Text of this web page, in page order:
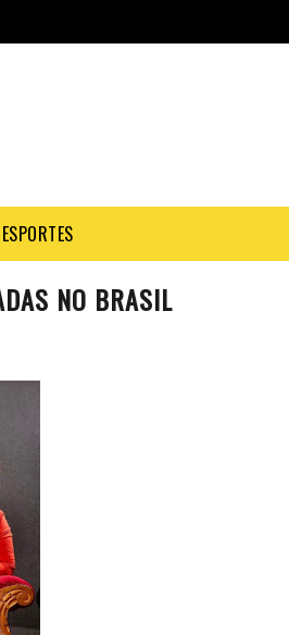
ESPORTES
NO BRASIL